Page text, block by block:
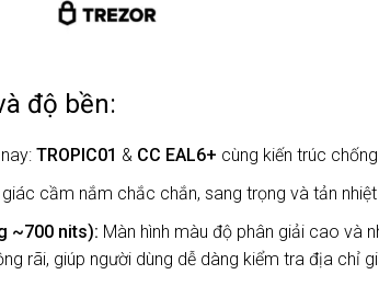
độ bền:
TROPIC01 & CC EAL6+ cùng kiến trúc
cầm nắm chắc chắn, sang trọng và tản
~700 nits): Màn hình màu độ phân giải cao và
rãi, giúp người dùng dễ dàng kiểm tra địa chỉ